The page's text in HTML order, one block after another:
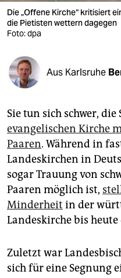
verlag
veranstaltungen
shop
fragen & hilfe
abo
genossenschaft
epaper login
Die „Offene Kirche“ kritisiert
die Pietisten wettern dagegen
Foto: dpa
Aus Karlsruhe
Sie tun sich schwer,
evangelischen Kirche
Paaren. Während in
Landeskirchen in
sogar Trauung von
Paaren möglich ist,
Minderheit in der
Landeskirche bis heute
Zuletzt war
sich für eine Segnung